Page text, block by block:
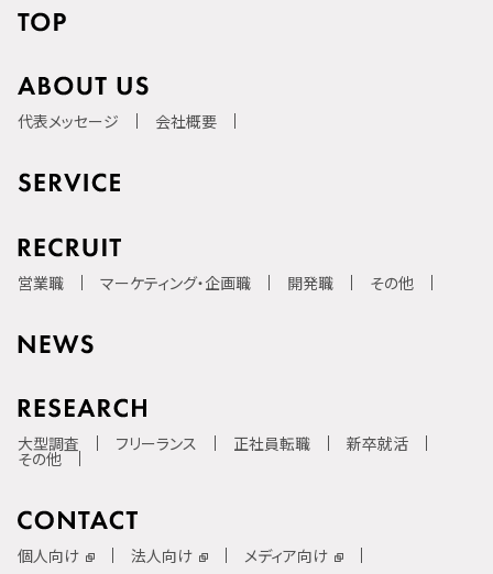
代表メッセージ 会社概要
営業職 マーケティング・企画職 開発職 その他
大型調査 フリーランス 正社員転職 新卒就活
その他
個人向け 法人向け メディア向け